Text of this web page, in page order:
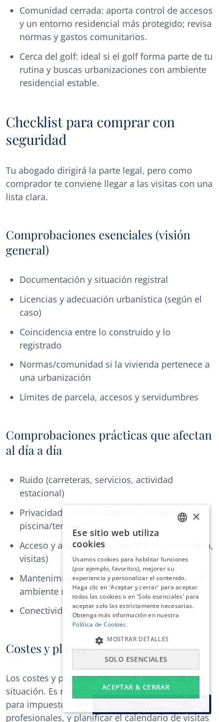
Comunidad cerrada: aporta control de accesos
y un entorno residencial más protegido; revisa
normas y gastos comunitarios.
Cerca del golf: ideal si el golf forma parte de tu
rutina y buscas urbanizaciones con ambiente
residencial estable.
Checklist para comprar con
seguridad
Tu abogado dirigirá la parte legal, pero como
comprador te conviene llegar a las visitas con una
lista clara.
Comprobaciones esenciales (visión
general)
Documentación y situación registral
Licencias y adecuación urbanística (según el
caso)
Coincidencia entre lo construido y lo
registrado
Normas/comunidad si la vivienda pertenece a
una urbanización
Límites de parcela, accesos y servidumbres
Comprobaciones prácticas que afectan
al día a día
Ruido (carreteras, servicios, actividad
estacional)
Privacidad (miradas directas, orientación de
piscina/terrazas)
Acceso y aparcamiento (pendientes, maniobra,
visitas)
Mantenimiento (jardín, piscina, exposición al
ambiente marino)
Conectividad (internet, cobertura móvil)
Costes y plazos
Los costes y plazos varían según la vivienda y la
situación. Es recomendable prever un margen
para impuestos, notaría, registro y honorarios
profesionales, y planificar el calendario de visitas
DEUTSCH
FRANÇAIS
NEDERLANDS
×
Ese sitio web utiliza
cookies
Usamos cookies para habilitar funciones
(por ejemplo, favoritos), mejorar su
experiencia y personalizar el contenido.
Haga clic en 'Aceptar y cerrar' para aceptar
todas las cookies o en 'Solo esenciales' para
aceptar solo las estrictamente necesarias.
Obtenga más información en nuestra
Política de Cookies.
ACEPTAR & CERRAR
SOLO ESENCIALES
MOSTRAR DETALLES